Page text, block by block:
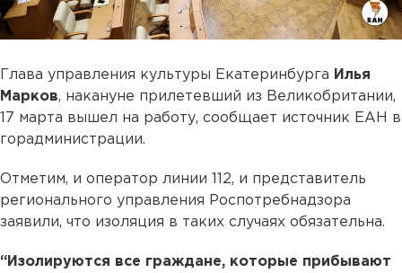
Глава управления культуры Екатеринбурга Илья
Марков, накануне прилетевший из Великобритании,
17 марта вышел на работу, сообщает источник ЕАН в
горадминистрации.
Отметим, и оператор линии 112, и представитель
регионального управления Роспотребнадзора
заявили, что изоляция в таких случаях обязательна.
“Изолируются все граждане, которые прибывают